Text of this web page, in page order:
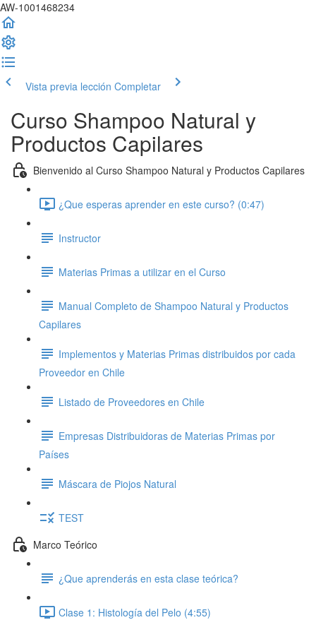
AW-1001468234
Vista previa lección Completar
Curso Shampoo Natural y
Productos Capilares
Bienvenido al Curso Shampoo Natural y Productos Capilares
¿Que esperas aprender en este curso? (0:47)
Instructor
Materias Primas a utilizar en el Curso
Manual Completo de Shampoo Natural y Productos
Capilares
Implementos y Materias Primas distribuidos por cada
Proveedor en Chile
Listado de Proveedores en Chile
Empresas Distribuidoras de Materias Primas por
Países
Máscara de Piojos Natural
TEST
Marco Teórico
¿Que aprenderás en esta clase teórica?
Clase 1: Histología del Pelo (4:55)